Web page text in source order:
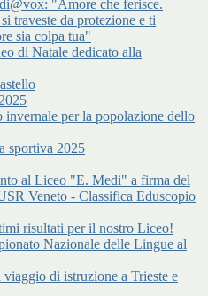
"Amore che ferisce.
traveste da protezione e ti
sia colpa tua"
di Natale dedicato alla
invernale per la popolazione dello
sportiva 2025
al Liceo "E. Medi" a firma del
Veneto - Classifica Eduscopio
risultati per il nostro Liceo!
Nazionale delle Lingue al
di istruzione a Trieste e